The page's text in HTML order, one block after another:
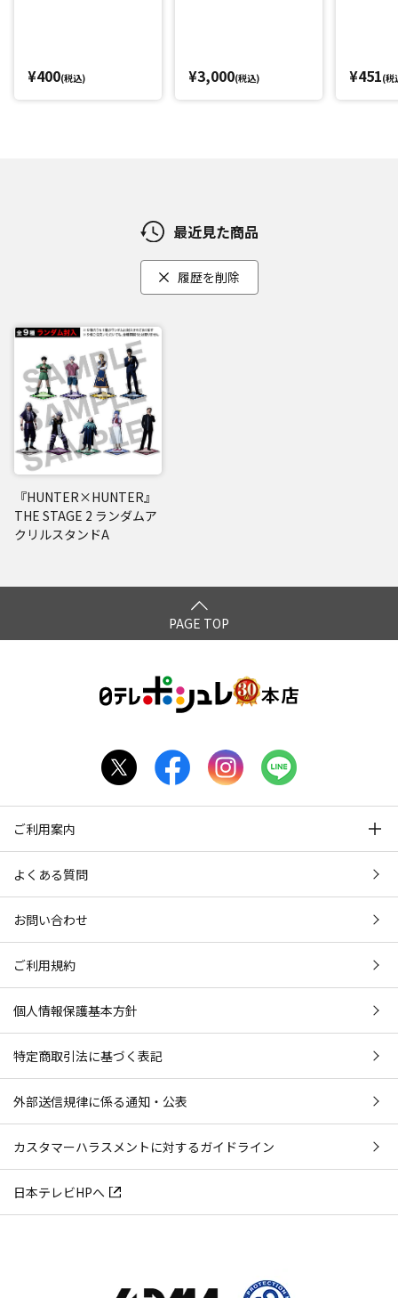
¥400(税込) ¥3,000(税込) ¥451(税
最近見た商品
履歴を削除
『HUNTER×HUNTER』
THE STAGE 2 ランダムア
クリルスタンドA
PAGE TOP
ご利用案内
よくある質問
お問い合わせ
ご利用規約
個人情報保護基本方針
特定商取引法に基づく表記
外部送信規律に係る通知・公表
カスタマーハラスメントに対するガイドライン
日本テレビHPへ